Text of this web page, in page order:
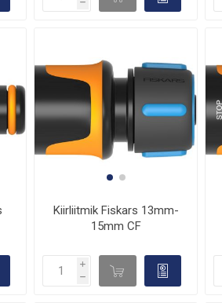
h
Kiirliitmik Fiskars 13mm-
15mm CF
i
h d 